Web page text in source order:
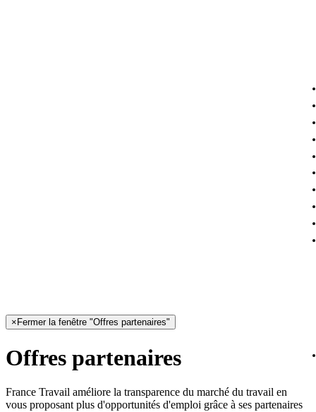
× Fermer la fenêtre "Offres partenaires"
Offres partenaires
France Travail améliore la transparence du marché du travail en
vous proposant plus d'opportunités d'emploi grâce à ses partenaires